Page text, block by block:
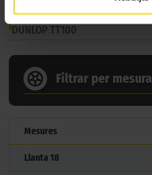
4 MIDES DEL PNEUMÀTIC
DUNLOP TT100
Filtrar per mesura
Mesures
Llanta 18